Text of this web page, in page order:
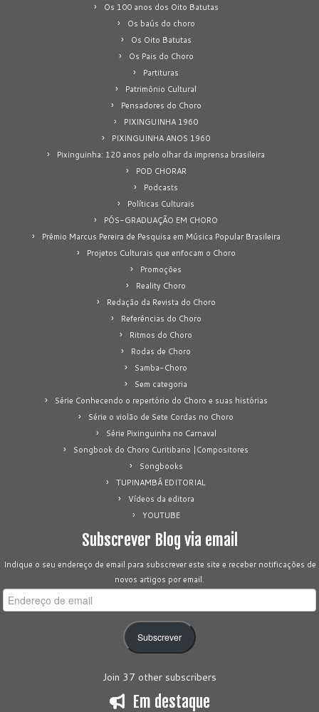
Os 100 anos dos Oito Batutas
Os baús do choro
Os Oito Batutas
Os Pais do Choro
Partituras
Patrimônio Cultural
Pensadores do Choro
PIXINGUINHA 1960
PIXINGUINHA ANOS 1960
Pixinguinha: 120 anos pelo olhar da imprensa brasileira
POD CHORAR
Podcasts
Políticas Culturais
PÓS-GRADUAÇÃO EM CHORO
Prêmio Marcus Pereira de Pesquisa em Música Popular Brasileira
Projetos Culturais que enfocam o Choro
Promoções
Reality Choro
Redação da Revista do Choro
Referências do Choro
Ritmos do Choro
Rodas de Choro
Samba-Choro
Sem categoria
Série Conhecendo o repertório do Choro e suas histórias
Série o violão de Sete Cordas no Choro
Série Pixinguinha no Carnaval
Songbook do Choro Curitibano |Compositores
Songbooks
TUPINAMBÁ EDITORIAL
Vídeos da editora
YOUTUBE
Subscrever Blog via email
Indique o seu endereço de email para subscrever este site e receber notificações de
novos artigos por email.
Endereço
de
Subscrever
Join 37 other subscribers
Em destaque